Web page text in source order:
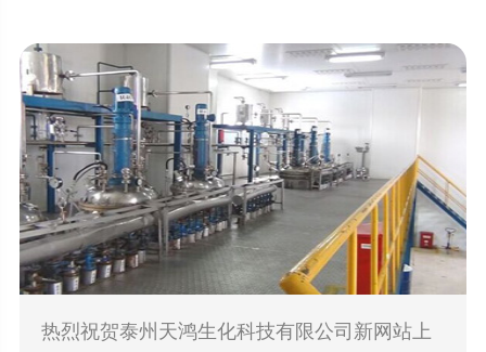
热烈祝贺泰州天鸿生化科技有限公司新网站上